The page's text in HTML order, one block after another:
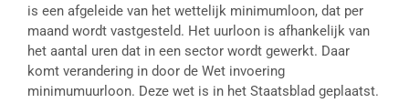
is een afgeleide van het wettelijk minimumloon, dat per
maand wordt vastgesteld. Het uurloon is afhankelijk van
het aantal uren dat in een sector wordt gewerkt. Daar
komt verandering in door de Wet invoering
minimumuurloon. Deze wet is in het Staatsblad geplaatst.